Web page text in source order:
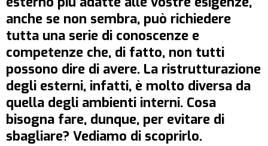
anche se non sembra, può richiedere
tutta una serie di conoscenze e
competenze che, di fatto, non tutti
possono dire di avere. La ristrutturazione
degli esterni, infatti, è molto diversa da
quella degli ambienti interni. Cosa
bisogna fare, dunque, per evitare di
sbagliare? Vediamo di scoprirlo.